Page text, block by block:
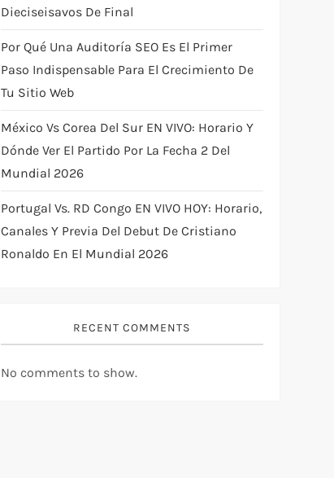
Dieciseisavos De Final
Por Qué Una Auditoría SEO Es El Primer
Paso Indispensable Para El Crecimiento De
Tu Sitio Web
México Vs Corea Del Sur EN VIVO: Horario Y
Dónde Ver El Partido Por La Fecha 2 Del
Mundial 2026
Portugal Vs. RD Congo EN VIVO HOY: Horario,
Canales Y Previa Del Debut De Cristiano
Ronaldo En El Mundial 2026
RECENT COMMENTS
No comments to show.